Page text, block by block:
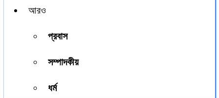
আরও
প্রবাস
সম্পাদকীয়
ধর্ম